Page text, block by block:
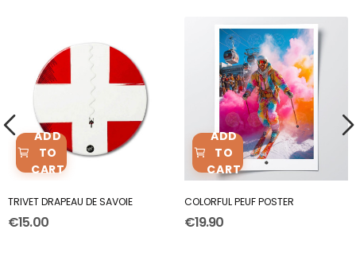
ADD
TO
CART
TRIVET DRAPEAU DE SAVOIE
€15.00
ADD
TO
CART
COLORFUL PEUF POSTER
€19.90